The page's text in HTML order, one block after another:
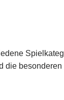
die